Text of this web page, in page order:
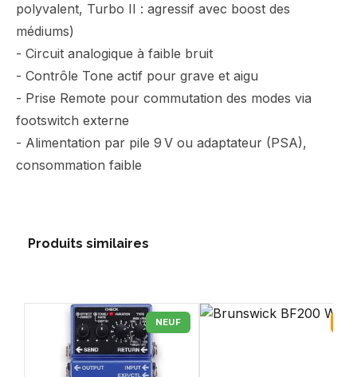
polyvalent, Turbo II : agressif avec boost des
médiums)
- Circuit analogique à faible bruit
- Contrôle Tone actif pour grave et aigu
- Prise Remote pour commutation des modes via
footswitch externe
- Alimentation par pile 9 V ou adaptateur (PSA),
consommation faible
Produits similaires
NEUF